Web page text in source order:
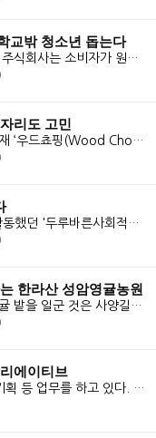
교밖 청소년 돕는다
대구 중구에 소재한 앨리롤하우스 주식회사는 소비자가 원하는 문구나 그림..
리도 고민
폐목재를 활용해 친환경 포장완충재 ‘우드쵸핑(Wood Chopping)’을 만드는..
2014년 육성사업 4기로 선정돼 활동했던 '두루바른사회적협동조합(이하 두..
한라산 성암영귤농원
“적자를 감수하면서 10년 이상 영귤 밭을 일군 것은 사양길인 제주 감귤 ..
에이티브
스펠은 영상제작, 광고홍보, 행사기획 등 업무를 하고 있다. 청년들에게 영..